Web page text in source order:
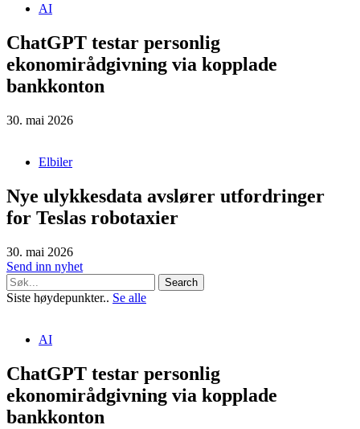
AI
ChatGPT testar personlig
ekonomirådgivning via kopplade
bankkonton
30. mai 2026
Elbiler
Nye ulykkesdata avslører utfordringer
for Teslas robotaxier
30. mai 2026
Send inn nyhet
Search
Siste høydepunkter.. Se alle
AI
ChatGPT testar personlig
ekonomirådgivning via kopplade
bankkonton